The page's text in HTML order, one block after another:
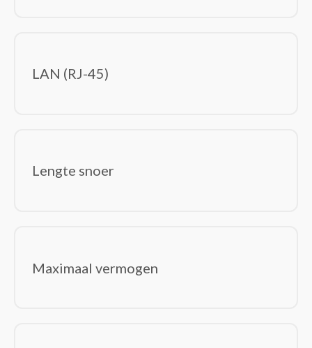
LAN (RJ-45)
Lengte snoer
Maximaal vermogen